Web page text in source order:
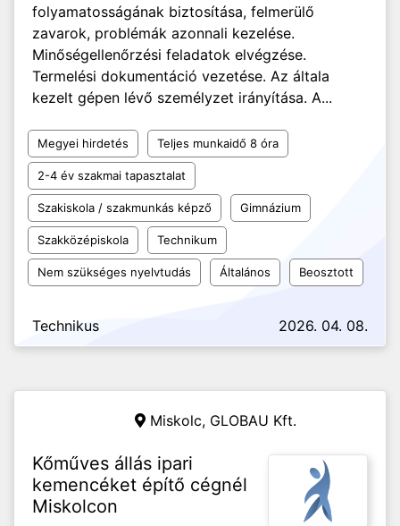
folyamatosságának biztosítása, felmerülő
zavarok, problémák azonnali kezelése.
Minőségellenőrzési feladatok elvégzése.
Termelési dokumentáció vezetése. Az általa
kezelt gépen lévő személyzet irányítása. A...
Megyei hirdetés Teljes munkaidő 8 óra
2-4 év szakmai tapasztalat
Szakiskola / szakmunkás képző Gimnázium
Szakközépiskola Technikum
Nem szükséges nyelvtudás Általános Beosztott
Technikus 2026. 04. 08.
Miskolc, GLOBAU Kft.
Kőműves állás ipari
kemencéket építő cégnél
Miskolcon